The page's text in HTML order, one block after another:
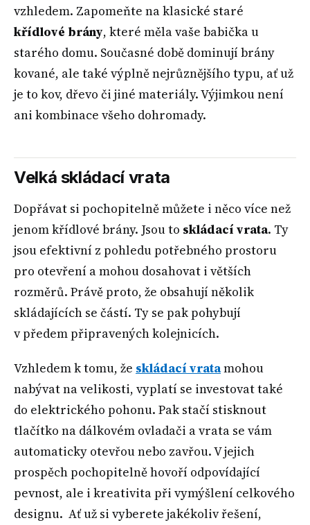
vzhledem. Zapomeňte na klasické staré
křídlové brány, které měla vaše babička u
starého domu. Současné době dominují brány
kované, ale také výplně nejrůznějšího typu, ať už
je to kov, dřevo či jiné materiály. Výjimkou není
ani kombinace všeho dohromady.
Velká skládací vrata
Dopřávat si pochopitelně můžete i něco více než
jenom křídlové brány. Jsou to skládací vrata. Ty
jsou efektivní z pohledu potřebného prostoru
pro otevření a mohou dosahovat i větších
rozměrů. Právě proto, že obsahují několik
skládajících se částí. Ty se pak pohybují
v předem připravených kolejnicích.
Vzhledem k tomu, že skládací vratamohou
nabývat na velikosti, vyplatí se investovat také
do elektrického pohonu. Pak stačí stisknout
tlačítko na dálkovém ovladači a vrata se vám
automaticky otevřou nebo zavřou. V jejich
prospěch pochopitelně hovoří odpovídající
pevnost, ale i kreativita při vymýšlení celkového
designu. Ať už si vyberete jakékoliv řešení,